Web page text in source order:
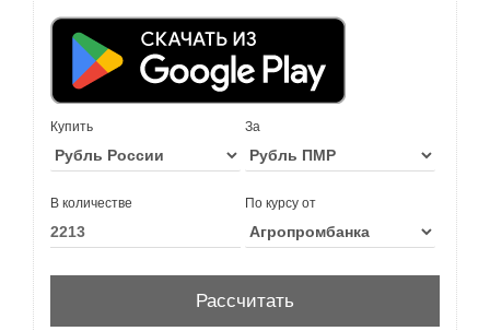
Купить За
В количестве По курсу от